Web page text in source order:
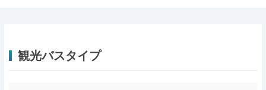
観光バスタイプ